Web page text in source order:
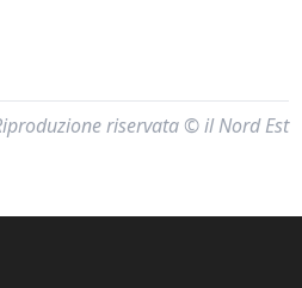
riservata © il Nord Est